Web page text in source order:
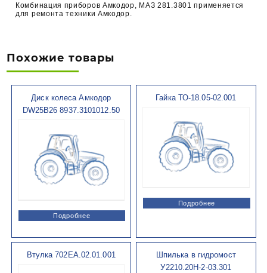
Комбинация приборов Амкодор, МАЗ 281.3801 применяется
для ремонта техники Амкодор.
Похожие товары
Диск колеса Амкодор
DW25B26 8937.3101012.50
Подробнее
Гайка ТО-18.05-02.001
Подробнее
Втулка 702ЕА.02.01.001
Шпилька в гидромост
У2210.20Н-2-03.301